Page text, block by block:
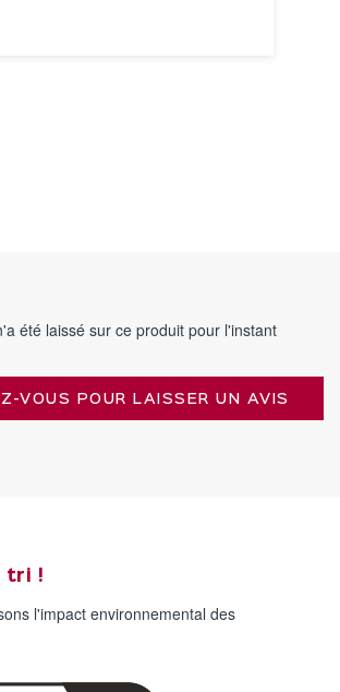
été laissé sur ce produit pour l'instant
VOUS POUR LAISSER UN AVIS
tri !
l'impact environnemental des